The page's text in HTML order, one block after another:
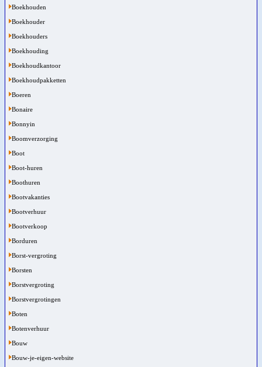
Boekhouden
Boekhouder
Boekhouders
Boekhouding
Boekhoudkantoor
Boekhoudpakketten
Boeren
Bonaire
Bonnyin
Boomverzorging
Boot
Boot-huren
Boothuren
Bootvakanties
Bootverhuur
Bootverkoop
Borduren
Borst-vergroting
Borsten
Borstvergroting
Borstvergrotingen
Boten
Botenverhuur
Bouw
Bouw-je-eigen-website